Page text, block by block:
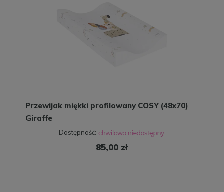
Przewijak miękki profilowany COSY (48x70)
Giraffe
Dostępność:
85,00 zł